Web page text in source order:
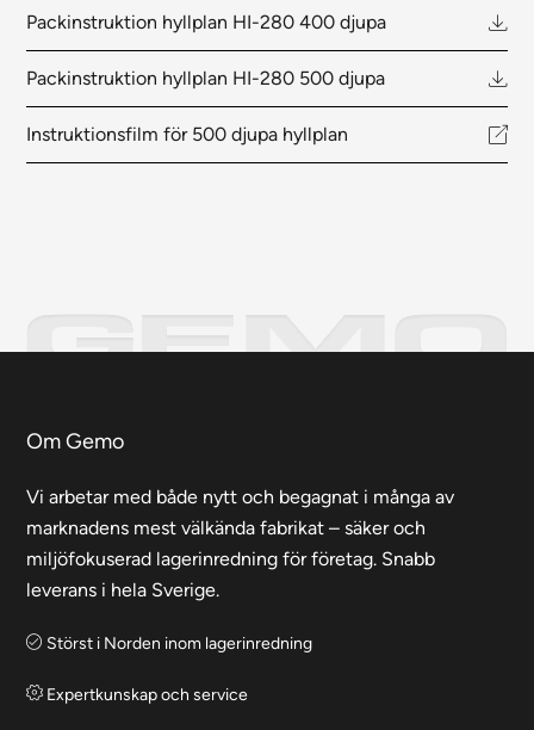
Packinstruktion hyllplan HI-280 400 djupa
Packinstruktion hyllplan HI-280 500 djupa
Instruktionsfilm för 500 djupa hyllplan
Om Gemo
Vi arbetar med både nytt och begagnat i många av
marknadens mest välkända fabrikat – säker och
miljöfokuserad lagerinredning för företag. Snabb
leverans i hela Sverige.
Störst i Norden inom lagerinredning
Expertkunskap och service